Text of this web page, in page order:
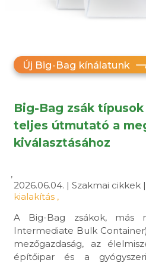
Új Big-Bag kínálatunk
Big-Bag zsák
teljes útmutató a
kiválasztásához
,
2026.06.04. | Szakmai cikkek |
kialakítás ,
A Big-Bag zsákok, más
Intermediate Bulk
mezőgazdaság, az
építőipar és a